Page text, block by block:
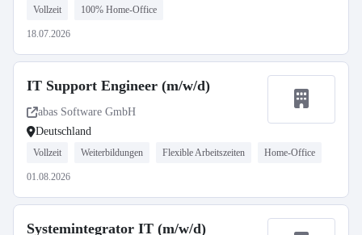
Vollzeit 100% Home-Office
18.07.2026
IT Support Engineer (m/w/d)
abas Software GmbH
Deutschland
Vollzeit Weiterbildungen Flexible Arbeitszeiten Home-Office
01.08.2026
Systemintegrator IT (m/w/d)